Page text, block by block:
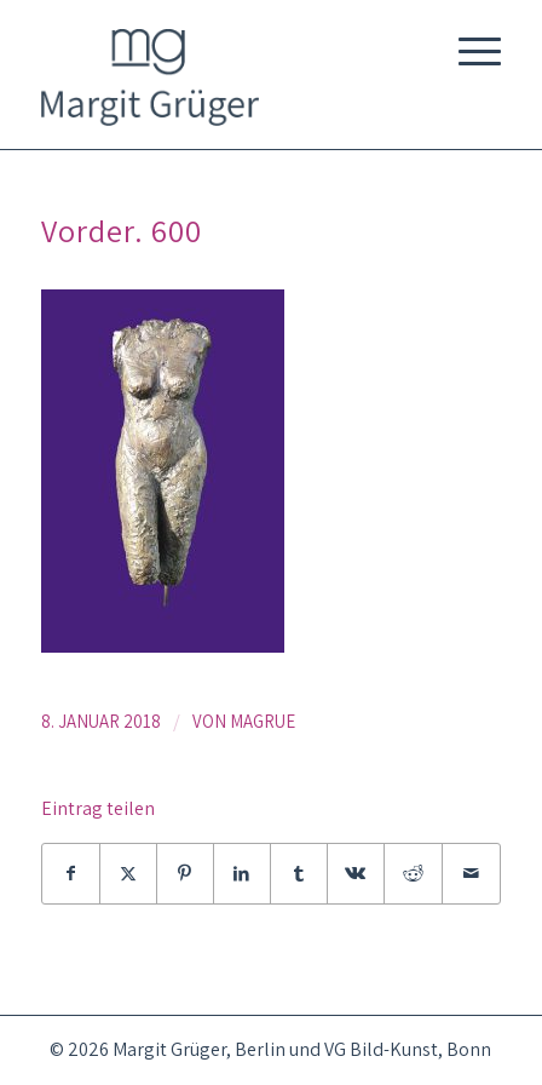
Vorder. 600
8. JANUAR 2018 / VON MAGRUE
Eintrag teilen
© 2026 Margit Grüger, Berlin und VG Bild-Kunst, Bonn